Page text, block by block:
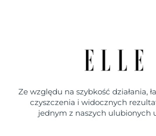
Ze względu na szybkość działania,
czyszczenia i widocznych
jednym z naszych ulubionych